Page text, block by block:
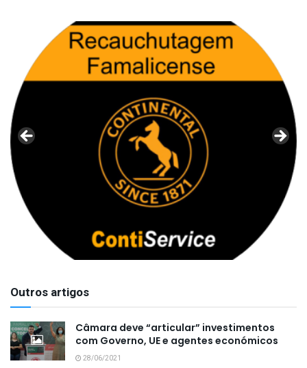
Outros artigos
Câmara deve “articular” investimentos
com Governo, UE e agentes económicos
28/06/2021